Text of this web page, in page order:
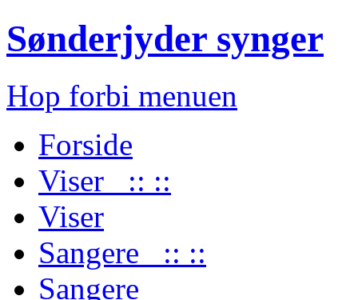
Sønderjyder synger
Hop forbi menuen
Forside
Viser :: ::
Viser
Sangere :: ::
Sangere